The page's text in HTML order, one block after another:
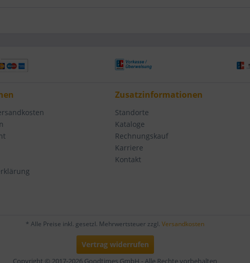
Zusatzinformationen
Standorte
Kataloge
Rechnungskauf
Karriere
Kontakt
* Alle Preise inkl. gesetzl. Mehrwertsteuer zzgl. Versandkosten
Vertrag widerrufen
Copyright © 2017-2026 Goodtimes GmbH - Alle Rechte vorbehalten